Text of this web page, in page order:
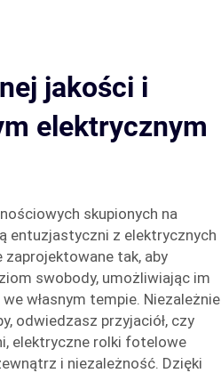
jakości i
elektrycznym
skupionych na
entuzjastyczni z elektrycznych
zaprojektowane tak, aby
swobody, umożliwiając im
własnym tempie. Niezależnie
odwiedzasz przyjaciół, czy
elektryczne rolki fotelowe
i niezależność. Dzięki